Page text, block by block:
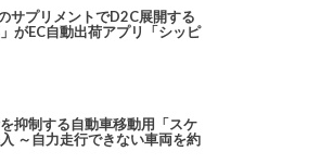
サプリメントでD2C展開する
がEC自動出荷アプリ「シッピ
抑制する自動車移動用「スケ
～自力走行できない車両を約